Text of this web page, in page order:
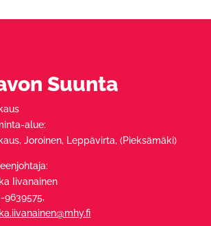
Suunta
alue:
Joroinen, Leppävirta, (Pieksämäki)
Iivanainen
9639575,